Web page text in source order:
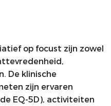
op focust zijn zowel
De klinische
zijn ervaren
EQ-5D), activiteiten